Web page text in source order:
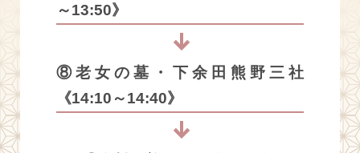
～13:50》
⑧老女の墓・下余田熊野三社
《14:10～14:40》